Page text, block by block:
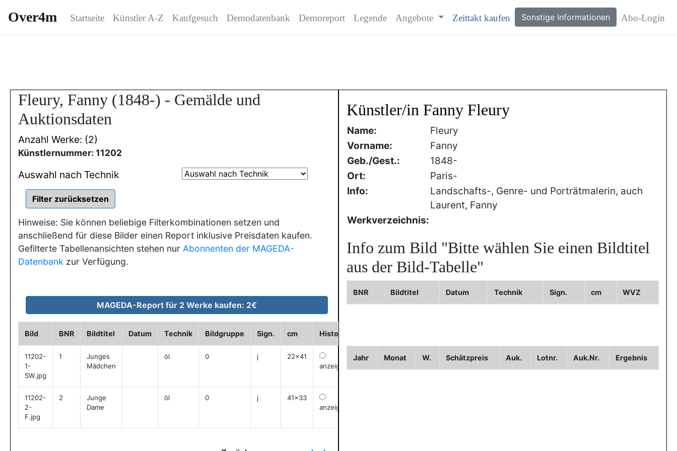
Over4m Startseite Künstler A-Z Kaufgesuch Demodatenbank Demoreport Legende Angebote Zeittakt kaufen Sonstige Informationen Abo-Login
Fleury, Fanny (1848-) - Gemälde und
Auktionsdaten
Anzahl Werke: (2)
Künstlernummer: 11202
Auswahl nach Technik
Hinweise: Sie können beliebige Filterkombinationen setzen und
anschließend für diese Bilder einen Report inklusive Preisdaten kaufen.
Gefilterte Tabellenansichten stehen nur Abonnenten der MAGEDA-
Datenbank zur Verfügung.
Bild BNR Bildtitel Datum Technik Bildgruppe Sign. cm Historie
11202-
1-
SW.jpg
1
Junges
Mädchen
öl 0 j
22x41
anzeigen
11202-
2-
F.jpg
2
Junge
Dame
öl 0 j
41x33
anzeigen
Künstler/in Fanny Fleury
Name:
Fleury
Vorname:
Fanny
Geb./Gest.:
1848-
Ort:
Paris-
Info:
Landschafts-, Genre- und Porträtmalerin, auch
Laurent, Fanny
Werkverzeichnis:
Info zum Bild "Bitte wählen Sie einen Bildtitel
aus der Bild-Tabelle"
BNR Bildtitel Datum Technik Sign. cm WVZ
Jahr Monat W. Schätzpreis Auk. Lotnr. Auk.Nr. Ergebnis